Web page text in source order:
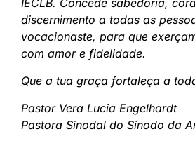
IECLB. Concede sabedoria,
discernimento a todas as
vocacionaste, para que
com amor e fidelidade.
Que a tua graça fortaleça a
Pastor Vera Lucia Engelhardt
Pastora Sinodal do Sínodo da